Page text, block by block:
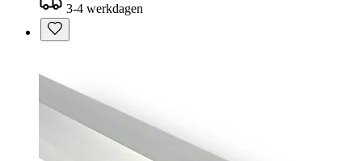
3-4 werkdagen